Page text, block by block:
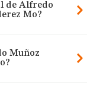
de Alfredo
Mo?
Muñoz